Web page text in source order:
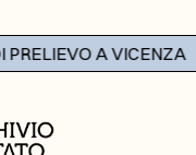
A VICENZA